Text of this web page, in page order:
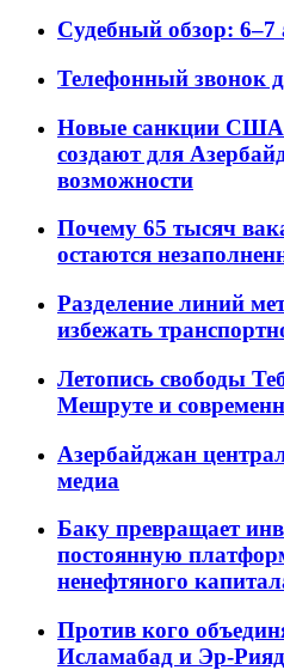
Судебный обзор: 6–7
Телефонный звонок
Новые санкции США
создают для
возможности
Почему 65 тысяч
остаются
Разделение линий
избежать
Летопись свободы
Мешруте и
Азербайджан
медиа
Баку превращает
постоянную
ненефтяного
Против кого
Исламабад и Эр-